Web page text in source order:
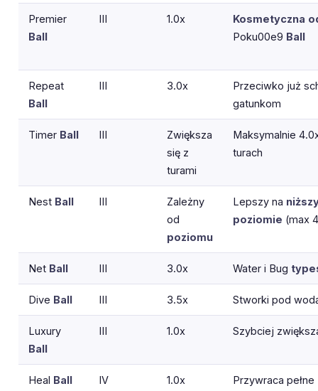
Premier
Ball
III 1.0x Kosmetyczna
Poku00e9 Ball
Repeat
Ball
III 3.0x
Przeciwko już
gatunkom
Timer Ball III
Zwiększa
się z
turami
Maksymalnie
turach
Nest Ball III
Zależny
od
poziomu
Lepszy na
poziomie (max
Net Ball III 3.0x Water i Bug
Dive Ball III 3.5x Stworki pod
Luxury
Ball
III 1.0x Szybciej
Heal Ball IV 1.0x
Przywraca